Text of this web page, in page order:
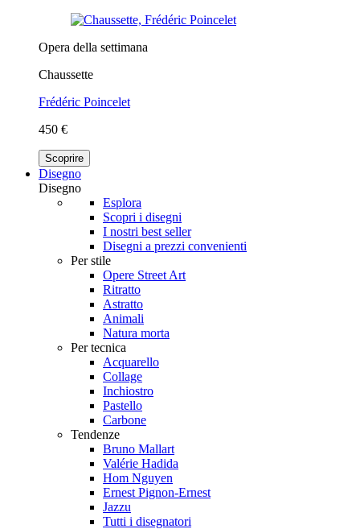
Opera della settimana
Chaussette
Frédéric Poincelet
450 €
Scoprire
Disegno
Disegno
Esplora
Scopri i disegni
I nostri best seller
Disegni a prezzi convenienti
Per stile
Opere Street Art
Ritratto
Astratto
Animali
Natura morta
Per tecnica
Acquarello
Collage
Inchiostro
Pastello
Carbone
Tendenze
Bruno Mallart
Valérie Hadida
Hom Nguyen
Ernest Pignon-Ernest
Jazzu
Tutti i disegnatori